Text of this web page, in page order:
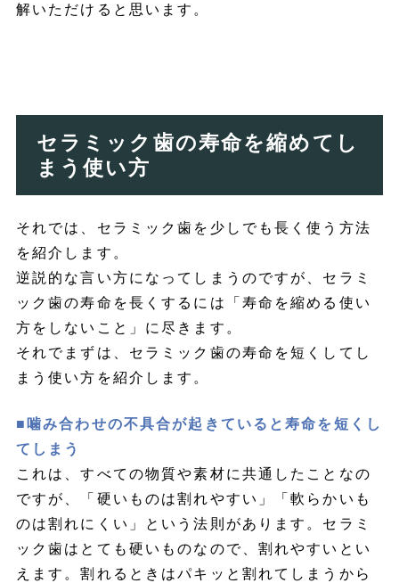
解いただけると思います。
セラミック歯の寿命を縮めてし
まう使い方
それでは、セラミック歯を少しでも長く使う方法
を紹介します。
逆説的な言い方になってしまうのですが、セラミ
ック歯の寿命を長くするには「寿命を縮める使い
方をしないこと」に尽きます。
それでまずは、セラミック歯の寿命を短くしてし
まう使い方を紹介します。
■噛み合わせの不具合が起きていると寿命を短くし
てしまう
これは、すべての物質や素材に共通したことなの
ですが、「硬いものは割れやすい」「軟らかいも
のは割れにくい」という法則があります。セラミ
ック歯はとても硬いものなので、割れやすいとい
えます。割れるときはパキッと割れてしまうから